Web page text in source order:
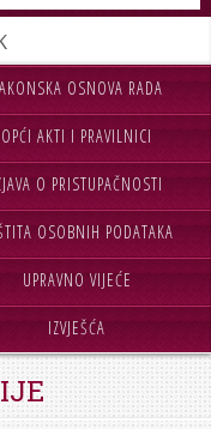
UPISI
STUDIJ
MEĐ.SURADNJA
INFORMACIJE
KONTAKT
OSNOVA RADA
OPĆI AKTI I PRAVILNICI
O PRISTUPAČNOSTI
OSOBNIH PODATAKA
UPRAVNO VIJEĆE
IZVJEŠĆA